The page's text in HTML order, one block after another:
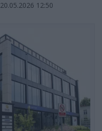
20.05.2026 12:50